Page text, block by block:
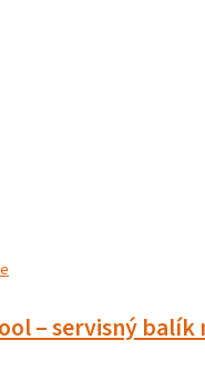
– servisný balík